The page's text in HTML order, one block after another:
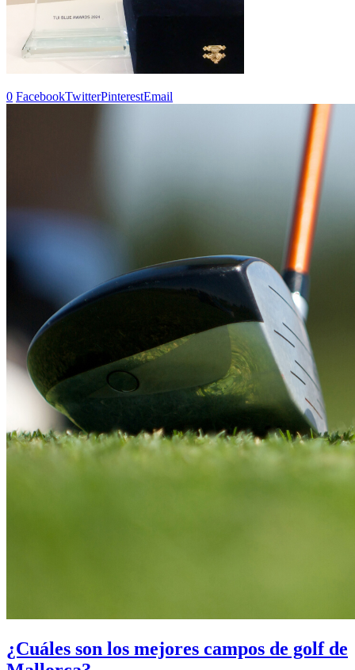
0 FacebookTwitterPinterestEmail
¿Cuáles son los mejores campos de golf de